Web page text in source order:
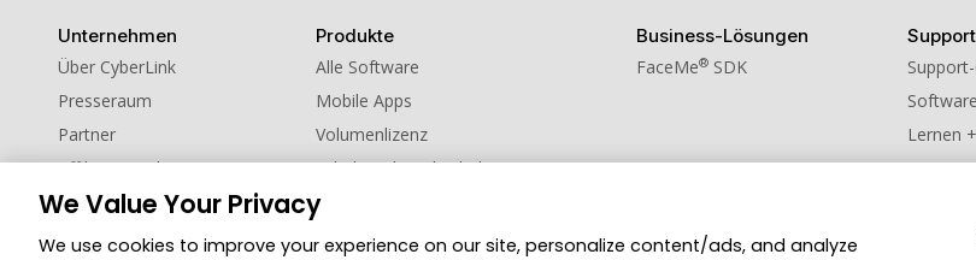
Unternehmen
Über CyberLink
Presseraum
Partner
Affiliate werden
Kontaktieren Sie uns
Produkte
Alle Software
Mobile Apps
Volumenlizenz
Schul- und Hochschulversion
Empfehlen Sie uns weiter!
Business-Lösungen
FaceMe® SDK
Support
Lernen
We Value Your Privacy
We use cookies to improve your experience on our site, personalize content/ads, and analyze